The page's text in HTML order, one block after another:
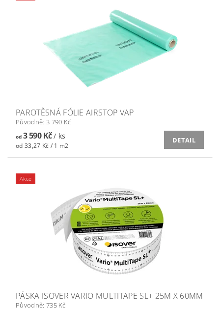
PAROTĚSNÁ FÓLIE AIRSTOP VAP
Původně: 3 790 Kč
od3 590 Kč/ ks
od 33,27 Kč / 1 m2
DETAIL
Akce
PÁSKA ISOVER VARIO MULTITAPE SL+ 25M X 60MM
Původně: 735 Kč